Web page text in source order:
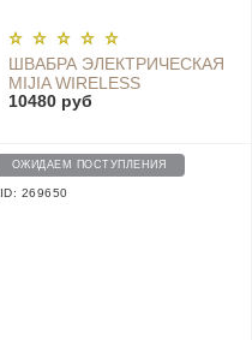
ШВАБРА ЭЛЕКТРИЧЕСКАЯ
MIJIA WIRELESS
HANDHELD MACHINE
10480 руб
ОЖИДАЕМ ПОСТУПЛЕНИЯ
ID: 269650